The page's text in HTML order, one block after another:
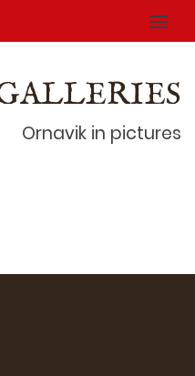
Ornavik in pictures